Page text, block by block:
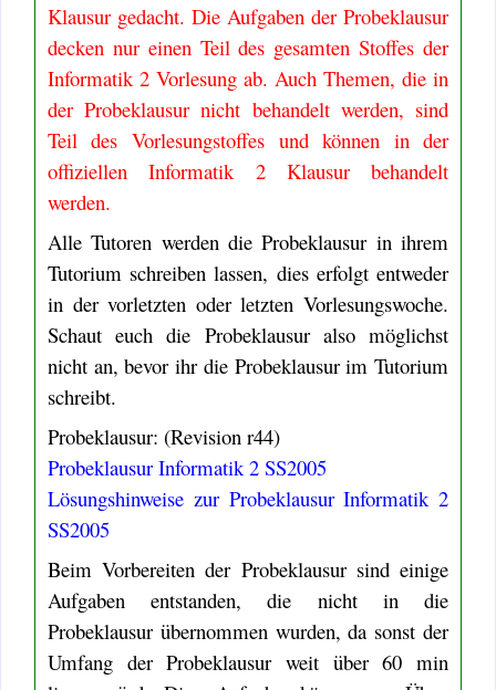
Klausur gedacht. Die Aufgaben der Probeklausur
decken nur einen Teil des gesamten Stoffes der
Informatik 2 Vorlesung ab. Auch Themen, die in
der Probeklausur nicht behandelt werden, sind
Teil des Vorlesungstoffes und können in der
offiziellen Informatik 2 Klausur behandelt
werden.
Alle Tutoren werden die Probeklausur in ihrem
Tutorium schreiben lassen, dies erfolgt entweder
in der vorletzten oder letzten Vorlesungswoche.
Schaut euch die Probeklausur also möglichst
nicht an, bevor ihr die Probeklausur im Tutorium
schreibt.
Probeklausur: (Revision r44)
Probeklausur Informatik 2 SS2005
Lösungshinweise zur Probeklausur Informatik 2
SS2005
Beim Vorbereiten der Probeklausur sind einige
Aufgaben entstanden, die nicht in die
Probeklausur übernommen wurden, da sonst der
Umfang der Probeklausur weit über 60 min